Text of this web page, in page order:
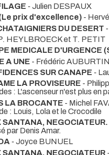
- Julien DESPAUX
prix d'excellence) -
DU DESERT
HEYLBROECK et T. PETIT
MEDICALE D'URGENCE
A UNE - Frédéric AUBURTIN
SUR CANAPE -
LA PROVISEURE -
: L'ascenseur n'est plus en
LA BROCANTE - Michel
: Louis, Lola et le Crocodile
SANTANA,
par Denis Amar.
- Joyce BUNUEL
SANTANA, NEGOCIATEUR